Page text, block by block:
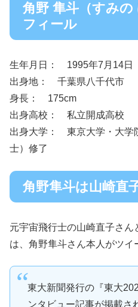
角野 隼斗（すみの
フィール
生年月日： 1995年7月14日
出身地： 千葉県八千代市
身長： 175cm
出身高校： 私立開成高校
出身大学： 東京大学・大学
士）修了
角野隼斗は山崎直
元宇宙飛行士の山崎直子さん
は、角野隼斗さん本人がツイ
東大新聞発行の『東大
ンタビュー記事が掲載さ